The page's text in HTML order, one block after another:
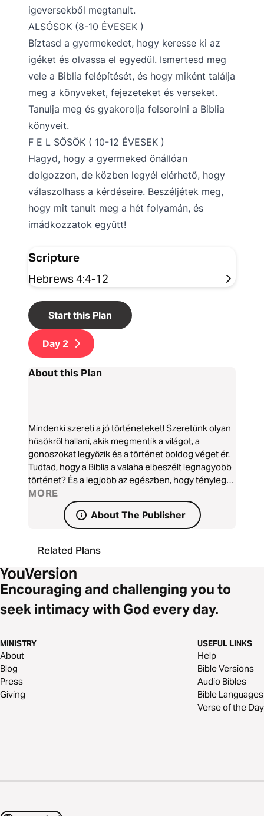
igeversekből megtanult.
ALSÓSOK (8-10 ÉVESEK )
Bíztasd a gyermekedet, hogy keresse ki az
igéket és olvassa el egyedül. Ismertesd meg
vele a Biblia felépítését, és hogy miként találja
meg a könyveket, fejezeteket és verseket.
Tanulja meg és gyakorolja felsorolni a Biblia
könyveit.
F E L SŐSÖK ( 10-12 ÉVESEK )
Hagyd, hogy a gyermeked önállóan
dolgozzon, de közben legyél elérhető, hogy
válaszolhass a kérdéseire. Beszéljétek meg,
hogy mit tanult meg a hét folyamán, és
imádkozzatok együtt!
Scripture
Hebrews 4:4-12
Start this Plan
Day 2
About this Plan
Mindenki szereti a jó történeteket! Szeretünk olyan
hősökről hallani, akik megmentik a világot, a
gonoszokat legyőzik és a történet boldog véget ér.
Tudtad, hogy a Biblia a valaha elbeszélt legnagyobb
történet? És a legjobb az egészben, hogy tényleg
igaz! A Biblia nem csak egy csomó véletlenszerű
történet, amit egy ősi könyvbe gyűjtöttek össze. Ez
Isten megmentési terve a világ számára, amely
megmutatja az Ő sohasem változó szeretetét az
elejétől a végéig. És ez ma nekünk szól. Ha valaha
elgondolkodtál azon, hogy a Biblia történetei
hogyan kapcsolódnak egymáshoz, és mit akarnak
mondani neked, akkor a Kezdettől mindörökké…
című tanulmány neked szól!
MORE
About The Publisher
Related Plans
Encouraging and challenging you to
seek intimacy with God every day.
MINISTRY
About
Blog
Press
Giving
USEFUL LINKS
Help
Bible Versions
Audio Bibles
Bible Languages
Verse of the Day